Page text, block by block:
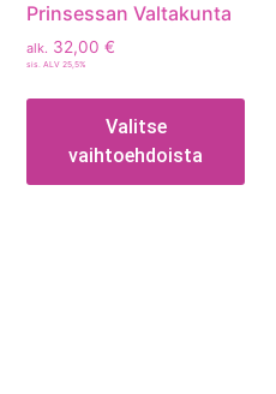
Prinsessan Valtakunta
alk. 32,00 €
sis. ALV 25,5%
Valitse
vaihtoehdoista